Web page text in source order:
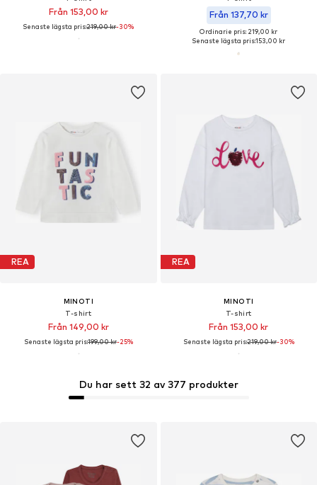
Från 153,00 kr
Senaste lägsta pris:219,00 kr-30%
Från 137,70 kr
Ordinarie pris: 219,00 kr
Senaste lägsta pris:153,00 kr
REA
MINOTI
T-shirt
Från 149,00 kr
Senaste lägsta pris:199,00 kr-25%
REA
MINOTI
T-shirt
Från 153,00 kr
Senaste lägsta pris:219,00 kr-30%
Du har sett 32 av 377 produkter